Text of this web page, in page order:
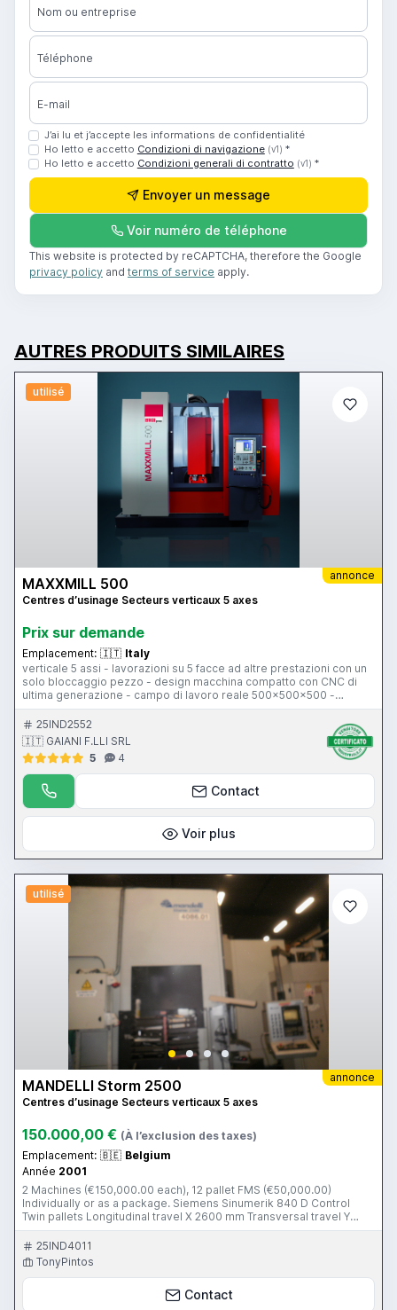
Nom ou entreprise
Téléphone
E-mail
J’ai lu et j’accepte les informations de confidentialité
Ho letto e accetto Condizioni di navigazione (v1) *
Ho letto e accetto Condizioni generali di contratto (v1) *
Envoyer un message
Voir numéro de téléphone
This website is protected by reCAPTCHA, therefore the Google
privacy policy and terms of service apply.
AUTRES PRODUITS SIMILAIRES
utilisé
annonce
MAXXMILL 500
Centres d’usinage Secteurs verticaux 5 axes
Prix ​​sur demande
Emplacement: 🇮🇹 Italy
verticale 5 assi - lavorazioni su 5 facce ad altre prestazioni con un
solo bloccaggio pezzo - design macchina compatto con CNC di
ultima generazione - campo di lavoro reale 500x500x500 -
estrazione automatica con truciolo di serie
25IND2552
🇮🇹 GAIANI F.LLI SRL
5
4
Contact
Voir plus
utilisé
annonce
MANDELLI Storm 2500
Centres d’usinage Secteurs verticaux 5 axes
150.000,00 € (À l’exclusion des taxes)
Emplacement: 🇧🇪 Belgium
Année 2001
2 Machines (€150,000.00 each), 12 pallet FMS (€50,000.00)
Individually or as a package. Siemens Sinumerik 840 D Control
Twin pallets Longitudinal travel X 2600 mm Transversal travel Y
1500 mm Vertical travel Z 1800 mm Pallet Size 1250 x 1000 mm
Max. part weight 4500 kg Automatic feed 28000 mm Number of
tool pockets 100 Spindle taper ISO 50 Max. spindle speed 6000
rpm Spindle motor power 30 kW Renishaw probe Tool breakage
control ISO options
25IND4011
TonyPintos
Contact